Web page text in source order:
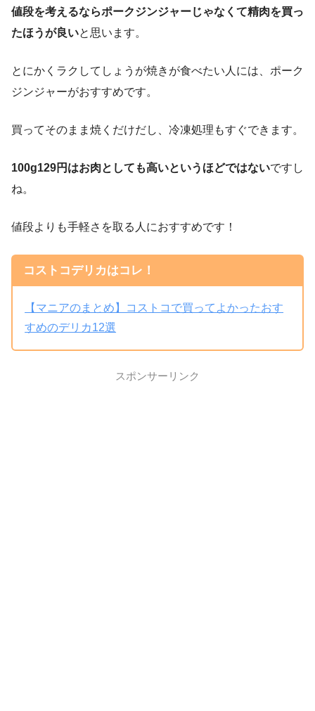
値段を考えるならポークジンジャーじゃなくて精肉を買っ
たほうが良いと思います。
とにかくラクしてしょうが焼きが食べたい人には、ポーク
ジンジャーがおすすめです。
買ってそのまま焼くだけだし、冷凍処理もすぐできます。
100g129円はお肉としても高いというほどではないですし
ね。
値段よりも手軽さを取る人におすすめです！
コストコデリカはコレ！
【マニアのまとめ】コストコで買ってよかったおす
すめのデリカ12選
スポンサーリンク